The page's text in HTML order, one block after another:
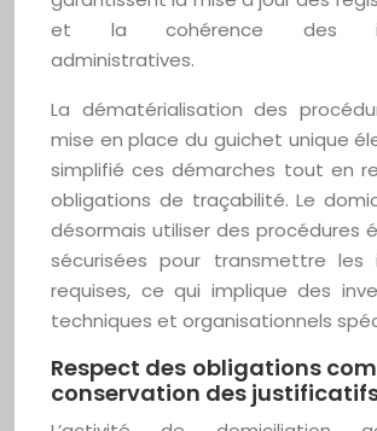
et la cohérence des
administratives.
La dématérialisation des
mise en place du guichet unique
simplifié ces démarches tout en
obligations de traçabilité. Le
désormais utiliser des procédures
sécurisées pour transmettre les
requises, ce qui implique des
techniques et organisationnels
Respect des obligations
conservation des